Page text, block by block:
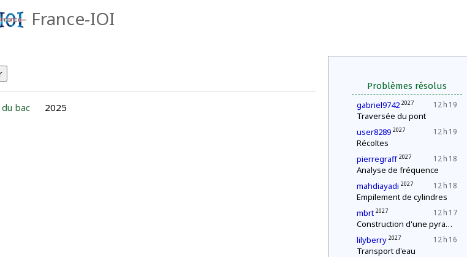
France-IOI
Problèmes résolus
12 h 19
gabriel9742 2027
Traversée du pont
12 h 19
user8289 2027
Récoltes
12 h 18
pierregraff 2027
Analyse de fréquence
12 h 18
mahdiayadi 2027
Empilement de cylindres
12 h 17
mbrt 2027
Construction d'une pyramide
12 h 16
lilyberry 2027
Transport d'eau
bac 2025